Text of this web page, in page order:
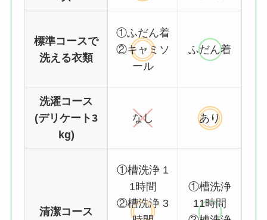
標準コースで
洗える衣類
①ふだん着
②キャミソ
ール
ふだん着
洗濯コース
(デリケート3
kg)
なし あり
清潔コース
①槽洗浄 1
1時間
②槽洗浄 3
①槽洗浄
11時間